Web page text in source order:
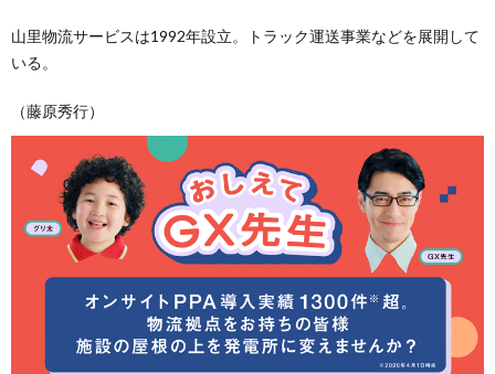
山里物流サービスは1992年設立。トラック運送事業などを展開して
いる。
（藤原秀行）